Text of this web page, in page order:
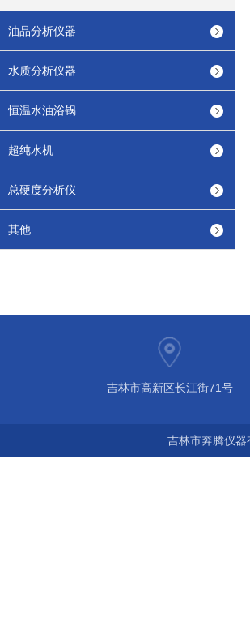
油品分析仪器
水质分析仪器
恒温水油浴锅
超纯水机
总硬度分析仪
其他
吉林市高新区长江街71号
吉林市奔腾仪